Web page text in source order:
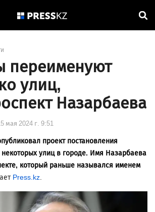
переименуют
улиц,
Назарбаева
мая 2024 г. 9:51
проект постановления
улиц в городе. Имя Назарбаева
который раньше назывался именем
Press.kz.